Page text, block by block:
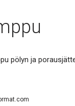
pölyn ja